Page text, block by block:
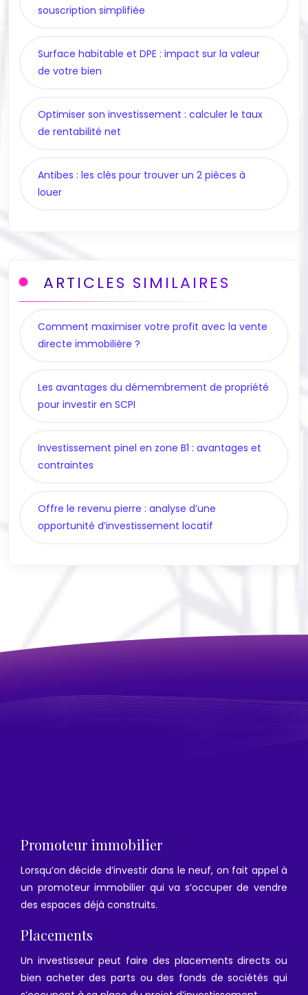
souscription simplifiée
Surface habitable et DPE : impact sur la valeur
de votre bien
Optimiser son investissement : calculer le taux
de rentabilité net
Antibes : les clés pour trouver un 2 pièces à
louer
ARTICLES SIMILAIRES
Comment maximiser votre profit avec la vente
directe immobilière ?
Les avantages du démembrement de propriété
pour investir en SCPI
Investissement pinel en zone B1 : avantages et
contraintes
Offre le revenu pierre : analyse d’une
opportunité d’investissement locatif
Promoteur immobilier
Lorsqu’on décide d’investir dans le neuf, on fait appel à
un promoteur immobilier qui va s’occuper de vendre
des espaces déjà construits.
Placements
Un investisseur peut faire des placements directs ou
bien acheter des parts ou des fonds de sociétés qui